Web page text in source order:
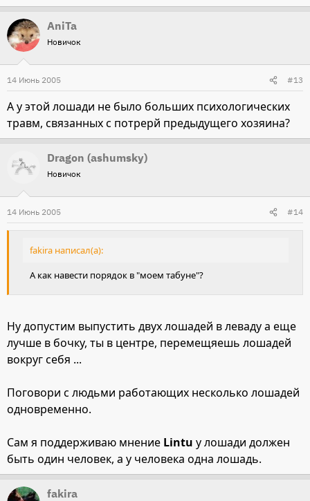
AniTa
Новичок
14 Июнь 2005 #13
А у этой лошади не было больших психологических
травм, связанных с потрерй предыдущего хозяина?
Dragon (ashumsky)
Новичок
14 Июнь 2005 #14
fakira написал(а):
А как навести порядок в "моем табуне"?
Ну допустим выпустить двух лошадей в леваду а еще
лучше в бочку, ты в центре, перемещяешь лошадей
вокруг себя ...
Поговори с людьми работающих несколько лошадей
одновременно.
Сам я поддерживаю мнение Lintu у лошади должен
быть один человек, а у человека одна лошадь.
fakira